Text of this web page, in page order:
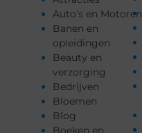
Auto’s en Motoren
Banen en
opleidingen
Beauty en
verzorging
Bedrijven
Bloemen
Blog
Boeken en